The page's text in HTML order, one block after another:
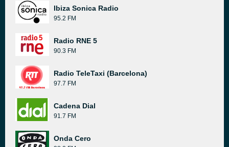
Ibiza Sonica Radio
95.2 FM
Radio RNE 5
90.3 FM
Radio TeleTaxi (Barcelona)
97.7 FM
Cadena Dial
91.7 FM
Onda Cero